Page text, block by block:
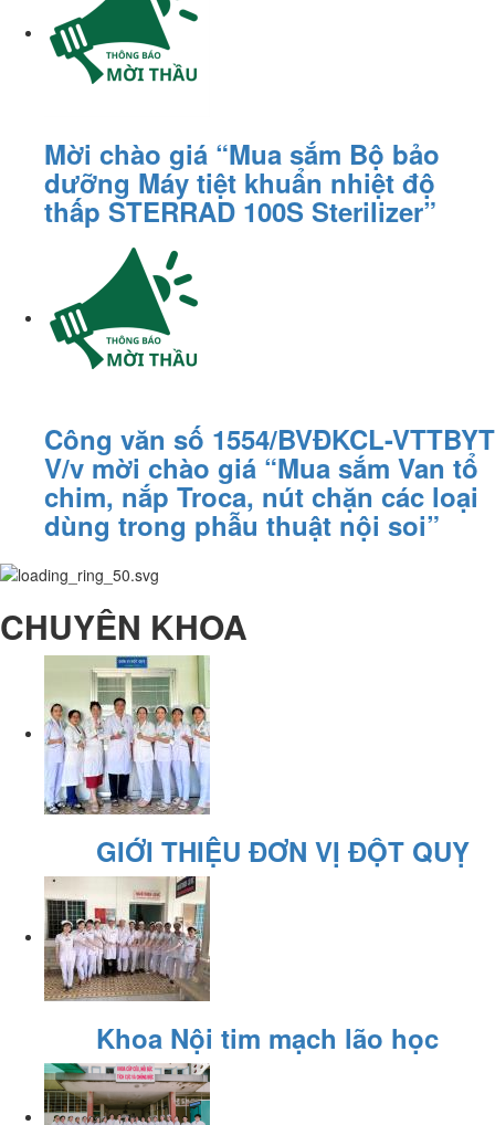
Mời chào giá “Mua sắm Bộ bảo
dưỡng Máy tiệt khuẩn nhiệt độ
thấp STERRAD 100S Sterilizer”
Công văn số 1554/BVĐKCL-VTTBYT
V/v mời chào giá “Mua sắm Van tổ
chim, nắp Troca, nút chặn các loại
dùng trong phẫu thuật nội soi”
CHUYÊN KHOA
GIỚI THIỆU ĐƠN VỊ ĐỘT QUỴ
Khoa Nội tim mạch lão học